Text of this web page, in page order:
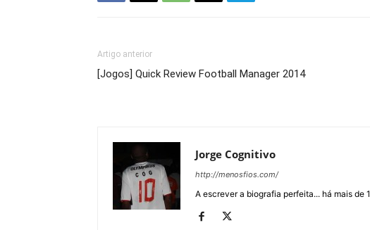
Artigo anterior
[Jogos] Quick Review Football Manager 2014
Jorge Cognitivo
http://menosfios.com/
A escrever a biografia perfeita... há mais de